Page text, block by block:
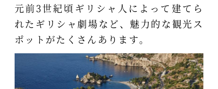
元前3世紀頃ギリシャ人によって建てら
れたギリシャ劇場など、魅力的な観光ス
ポットがたくさんあります。